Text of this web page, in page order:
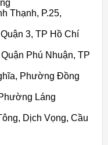
Thạnh, P.25,
3, TP Hồ Chí
Phú Nhuận, TP
Phường Đồng
Láng
Dịch Vọng, Cầu